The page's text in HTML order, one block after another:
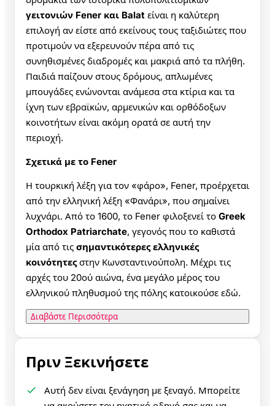
γειτονιών Fener και Balat είναι η καλύτερη
επιλογή αν είστε από εκείνους τους ταξιδιώτες που
προτιμούν να εξερευνούν πέρα από τις
συνηθισμένες διαδρομές και μακριά από τα πλήθη.
Παιδιά παίζουν στους δρόμους, απλωμένες
μπουγάδες ενώνονται ανάμεσα στα κτίρια και τα
ίχνη των εβραϊκών, αρμενικών και ορθόδοξων
κοινοτήτων είναι ακόμη ορατά σε αυτή την
περιοχή.
Σχετικά με το Fener
Η τουρκική λέξη για τον «φάρο», Fener, προέρχεται
από την ελληνική λέξη «Φανάρι», που σημαίνει
λυχνάρι. Από το 1600, το Fener φιλοξενεί το Greek
Orthodox Patriarchate, γεγονός που το καθιστά
μία από τις σημαντικότερες ελληνικές
κοινότητεςστην Κωνσταντινούπολη. Μέχρι τις
αρχές του 20ού αιώνα, ένα μεγάλο μέρος του
ελληνικού πληθυσμού της πόλης κατοικούσε εδώ.
Διαβάστε Περισσότερα
Πριν Ξεκινήσετε
Αυτή δεν είναι ξενάγηση με ξεναγό. Μπορείτε